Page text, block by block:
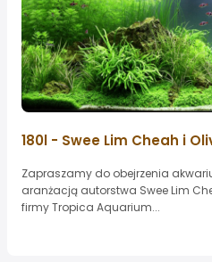
180l - Swee Lim Cheah i
Zapraszamy do obejrzenia
aranżacją autorstwa Swee Lim
firmy Tropica Aquarium...